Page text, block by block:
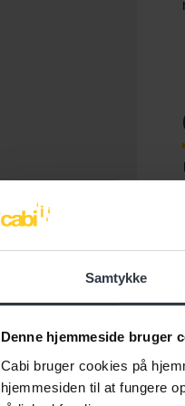
Samtykke
Denne hjemmeside bruger
Cabi bruger cookies på
hjemmesiden til at fungere